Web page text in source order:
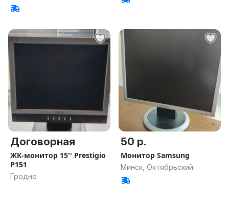
Договорная
ЖК-монитор 15'' Prestigio
P151
Гродно
50 р.
Монитор Samsung
Минск, Октябрьский